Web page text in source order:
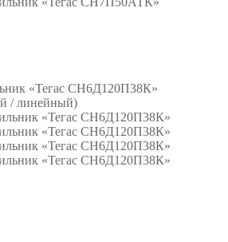
«Тегас СН6Д120П38К»
/ линейный)